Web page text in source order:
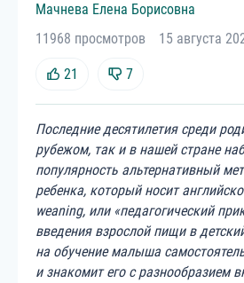
Мачнева Елена Борисовна
11968 просмотров
15 августа
21 7
Последние десятилетия среди
рубежом, так и в нашей стране
популярность альтернативный
ребенка, который носит
weaning, или «педагогический
введения взрослой пищи в
на обучение малыша
и знакомит его с разнообразием